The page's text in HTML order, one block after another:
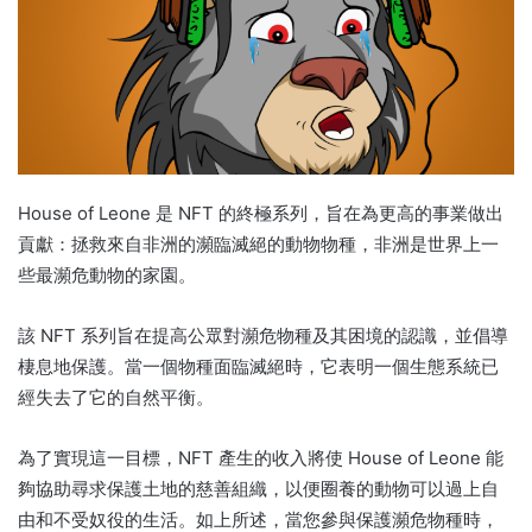
House of Leone 是 NFT 的終極系列，旨在為更高的事業做出
貢獻：拯救來自非洲的瀕臨滅絕的動物物種，非洲是世界上一
些最瀕危動物的家園。
該 NFT 系列旨在提高公眾對瀕危物種及其困境的認識，並倡導
棲息地保護。 當一個物種面臨滅絕時，它表明一個生態系統已
經失去了它的自然平衡。
為了實現這一目標，NFT 產生的收入將使 House of Leone 能
夠協助尋求保護土地的慈善組織，以便圈養的動物可以過上自
由和不受奴役的生活。 如上所述，當您參與保護瀕危物種時，